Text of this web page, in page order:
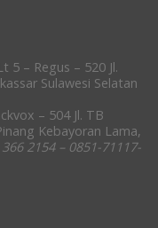
5 – Regus – 520 Jl.
Sulawesi Selatan
– 504 Jl. TB
Kebayoran Lama,
2154 – 0851-71117-